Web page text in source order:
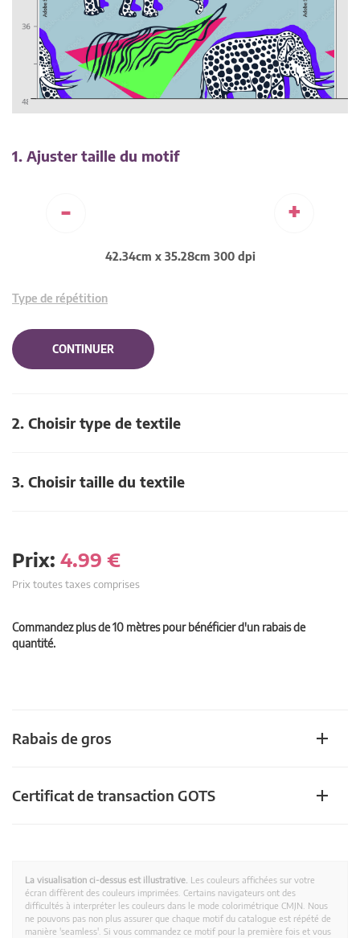
1. Ajuster taille du motif
- +
42.34cm x 35.28cm 300 dpi
Type de répétition
CONTINUER
2. Choisir type de textile
3. Choisir taille du textile
Prix: 4.99 €
Prix toutes taxes comprises
Commandez plus de 10 mètres pour bénéficier d'un rabais de
quantité.
Rabais de gros
Certificat de transaction GOTS
La visualisation ci-dessus est illustrative. Les couleurs affichées sur votre
écran diffèrent des couleurs imprimées. Certains navigateurs ont des
difficultés à interpréter les couleurs dans le mode colorimétrique CMJN. Nous
ne pouvons pas non plus assurer que chaque motif du catalogue est répété de
manière 'seamless'. Si vous commandez ce motif pour la première fois et vous